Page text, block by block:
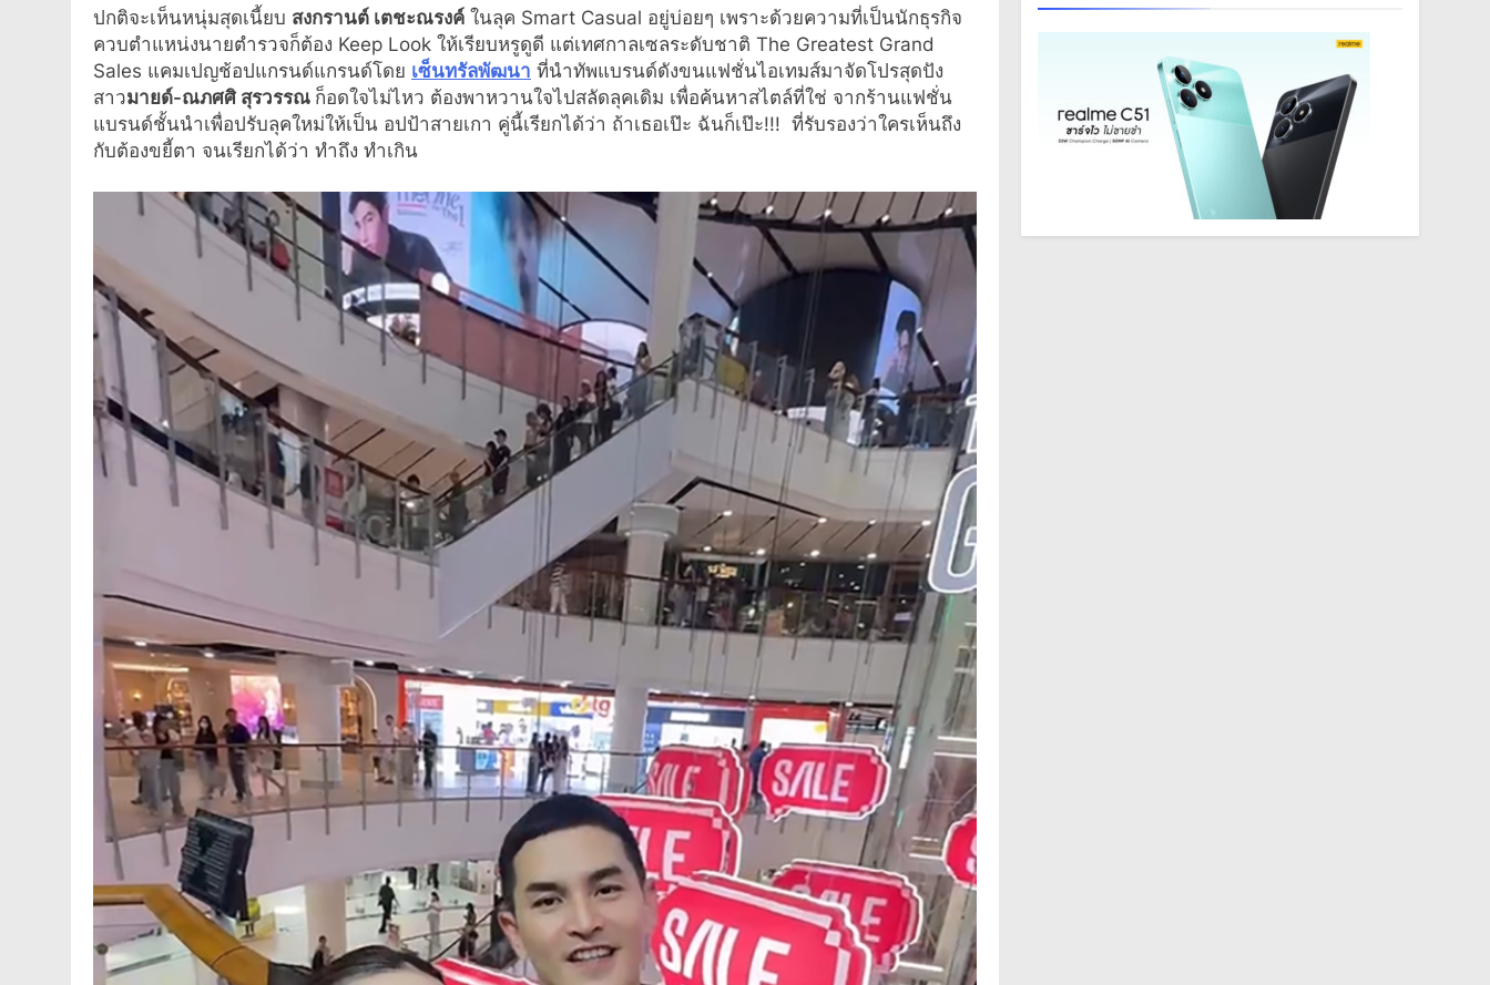
ปกติจะเห็นหนุ่มสุดเนี้ยบ สงกรานต์ เตชะณรงค์ ในลุค Smart Casual อยู่บ่อยๆ เพราะด้วยความที่เป็นนักธุรกิจ
ควบตำแหน่งนายตำรวจก็ต้อง Keep Look ให้เรียบหรูดูดี แต่เทศกาลเซลระดับชาติ The Greatest Grand
Sales แคมเปญช้อปแกรนด์แกรนด์โดย เซ็นทรัลพัฒนา ที่นำทัพแบรนด์ดังขนแฟชั่นไอเทมส์มาจัดโปรสุดปัง
สาวมายด์-ณภศศิ สุรวรรณ ก็อดใจไม่ไหว ต้องพาหวานใจไปสลัดลุคเดิม เพื่อค้นหาสไตล์ที่ใช่ จากร้านแฟชั่น
แบรนด์ชั้นนำเพื่อปรับลุคใหม่ให้เป็น อปป้าสายเกา คู่นี้เรียกได้ว่า ถ้าเธอเป๊ะ ฉันก็เป๊ะ!!! ที่รับรองว่าใครเห็นถึง
กับต้องขยี้ตา จนเรียกได้ว่า ทำถึง ทำเกิน